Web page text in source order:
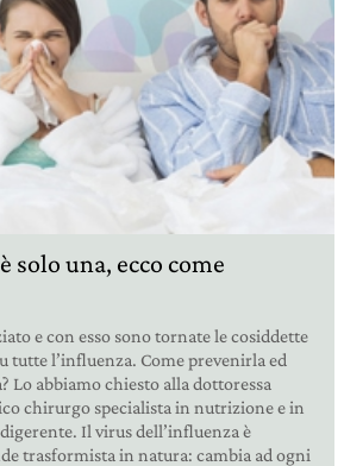
solo una, ecco come
e con esso sono tornate le cosiddette
tutte l’influenza. Come prevenirla ed
Lo abbiamo chiesto alla dottoressa
chirurgo specialista in nutrizione e in
Il virus dell’influenza è
trasformista in natura: cambia ad ogni